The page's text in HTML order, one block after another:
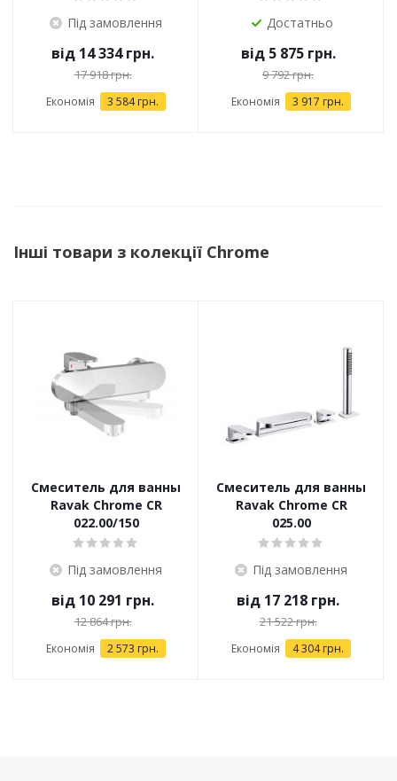
Під замовлення
від 14 334 грн.
17 918 грн.
Економія 3 584 грн.
Достатньо
від 5 875 грн.
9 792 грн.
Економія 3 917 грн.
Інші товари з колекції Chrome
Смеситель для ванны
Ravak Chrome CR
022.00/150
Під замовлення
від 10 291 грн.
12 864 грн.
Економія 2 573 грн.
Смеситель для ванны
Ravak Chrome CR
025.00
Під замовлення
від 17 218 грн.
21 522 грн.
Економія 4 304 грн.